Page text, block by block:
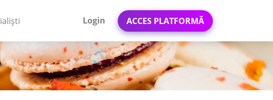
Login ACCES PLATFORMĂ